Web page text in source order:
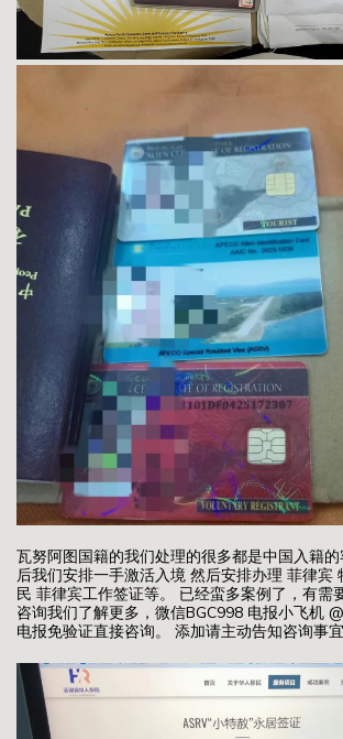
瓦努阿图国籍的我们处理的很多都是中国入籍
后我们安排一手激活入境 然后安排办理 菲律宾
民 菲律宾工作签证等。 已经蛮多案例了，有需
咨询我们了解更多，微信BGC998 电报小飞机
电报免验证直接咨询。 添加请主动告知咨询事宜